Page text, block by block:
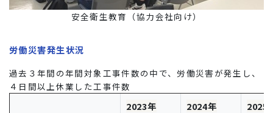
安全衛生教育（協力会社向け）
労働災害発生状況
過去３年間の年間対象工事件数の中で、労働災害が発生し、
４日間以上休業した工事件数
2023年 2024年 2025